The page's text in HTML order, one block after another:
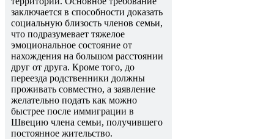
заключается в способности доказать
социальную близость членов семьи,
что подразумевает тяжелое
эмоциональное состояние от
нахождения на большом расстоянии
друг от друга. Кроме того, до
переезда родственники должны
проживать совместно, а заявление
желательно подать как можно
быстрее после иммиграции в
Швецию члена семьи, получившего
постоянное жительство.